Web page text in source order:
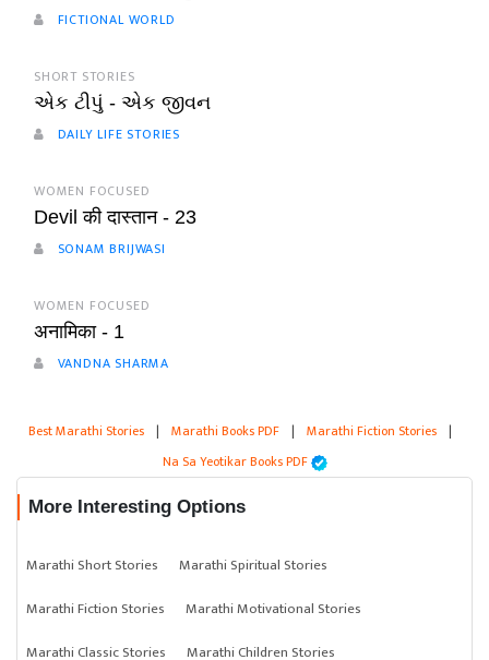
FICTIONAL WORLD
SHORT STORIES
એક ટીપું - એક જીવન
DAILY LIFE STORIES
WOMEN FOCUSED
Devil की दास्तान - 23
SONAM BRIJWASI
WOMEN FOCUSED
अनामिका - 1
VANDNA SHARMA
Best Marathi Stories | Marathi Books PDF | Marathi Fiction Stories |
Na Sa Yeotikar Books PDF
More Interesting Options
Marathi Short Stories
Marathi Spiritual Stories
Marathi Fiction Stories
Marathi Motivational Stories
Marathi Classic Stories
Marathi Children Stories